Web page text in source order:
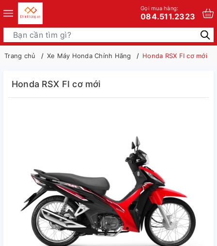
Gọi mua hàng:
084.511.2323
Trang chủ Xe Máy Honda Chính Hãng Honda RSX FI cơ mới
Honda RSX FI cơ mới